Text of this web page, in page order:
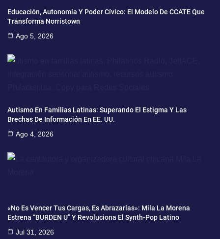
Educación, Autonomía Y Poder Cívico: El Modelo De CCATE Que
Transforma Norristown
Ago 5, 2026
Autismo En Familias Latinas: Superando El Estigma Y Las
Brechas De Información En EE. UU.
Ago 4, 2026
«No Es Vencer Tus Cargas, Es Abrazarlas»: Mila La Morena
Estrena “BURDEN U” Y Revoluciona El Synth-Pop Latino
Jul 31, 2026